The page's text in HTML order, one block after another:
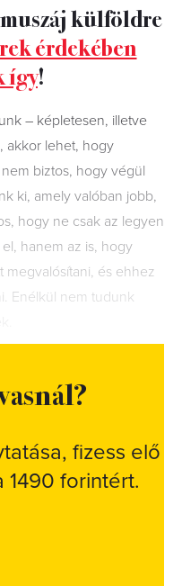
külföldre
érdekében
így!
– képletesen, illetve
akkor lehet, hogy
biztos, hogy végül
ki, amely valóban jobb,
hogy ne csak az legyen
hanem az is, hogy
megvalósítani, és ehhez
Enélkül nem tudunk
fizess elő
1490 forintért.